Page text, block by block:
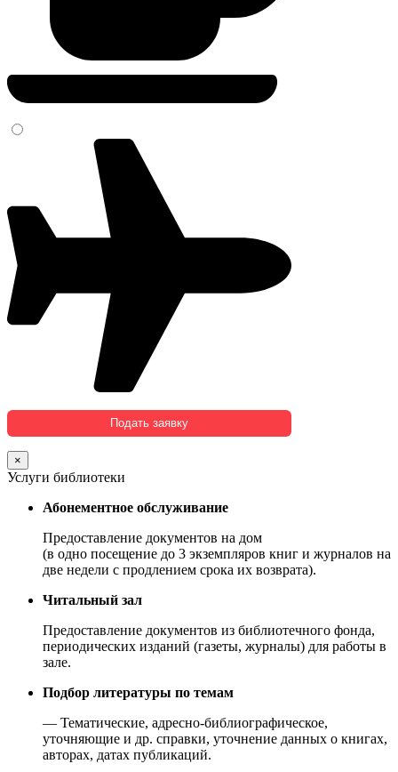
×
Услуги библиотеки
Абонементное обслуживание
Предоставление документов на дом
(в одно посещение до 3 экземпляров книг и журналов на
две недели с продлением срока их возврата).
Читальный зал
Предоставление документов из библиотечного фонда,
периодических изданий (газеты, журналы) для работы в
зале.
Подбор литературы по темам
— Тематические, адресно-библиографическое,
уточняющие и др. справки, уточнение данных о книгах,
авторах, датах публикаций.